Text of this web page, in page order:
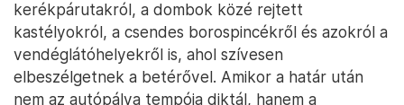
A Zrmanja különlegessége, hogy bár a
tengerparttól alig egyórányi autóútra található,
mégis kifejezetten nyugodt. A turisták többsége az
autópályán közlekedik és a közeli dalmát